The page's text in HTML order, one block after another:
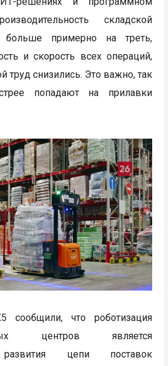
складской
больше примерно на треть,
и скорость всех операций,
труд снизились. Это важно, так
попадают на прилавки
сообщили, что роботизация
центров является
развития цепи поставок